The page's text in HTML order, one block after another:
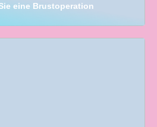
eine Brustoperation